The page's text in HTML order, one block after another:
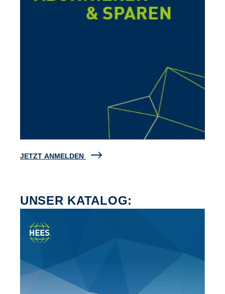
JETZT ANMELDEN
UNSER KATALOG: